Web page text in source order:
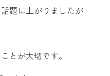
題に上がりましたが
とが大切です。